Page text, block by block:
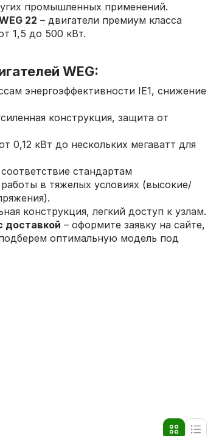
промышленных применений.
22 – двигатели премиум класса
1,5 до 500 кВт.
WEG:
энергоэффективности IE1, снижение
конструкция, защита от
0,12 кВт до нескольких мегаватт для
стандартам
в тяжелых условиях (высокие/
конструкция, легкий доступ к узлам.
доставкой – оформите заявку на сайте,
оптимальную модель под